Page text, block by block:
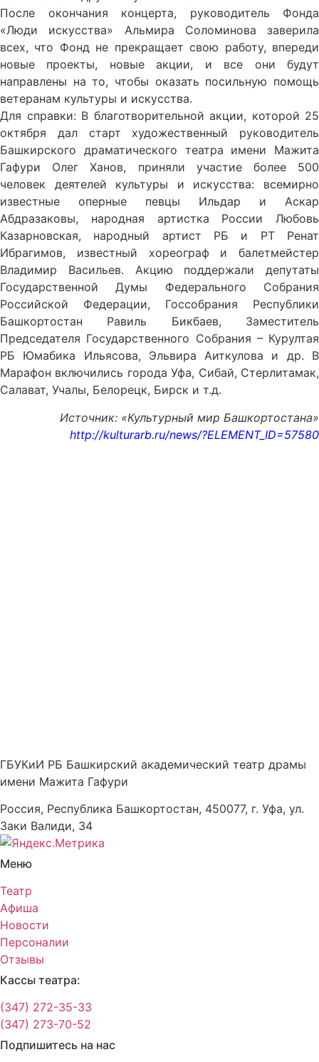
После окончания концерта, руководитель Фонда
«Люди искусства» Альмира Соломинова заверила
всех, что Фонд не прекращает свою работу, впереди
новые проекты, новые акции, и все они будут
направлены на то, чтобы оказать посильную помощь
ветеранам культуры и искусства.
Для справки: В благотворительной акции, которой 25
октября дал старт художественный руководитель
Башкирского драматического театра имени Мажита
Гафури Олег Ханов, приняли участие более 500
человек деятелей культуры и искусства: всемирно
известные оперные певцы Ильдар и Аскар
Абдразаковы, народная артистка России Любовь
Казарновская, народный артист РБ и РТ Ренат
Ибрагимов, известный хореограф и балетмейстер
Владимир Васильев. Акцию поддержали депутаты
Государственной Думы Федерального Собрания
Российской Федерации, Госсобрания Республики
Башкортостан Равиль Бикбаев, Заместитель
Председателя Государственного Собрания – Курултая
РБ Юмабика Ильясова, Эльвира Аиткулова и др. В
Марафон включились города Уфа, Сибай, Стерлитамак,
Салават, Учалы, Белорецк, Бирск и т.д.
Источник: «Культурный мир Башкортостана»
http://kulturarb.ru/news/?ELEMENT_ID=57580
ГБУКиИ РБ Башкирский академический театр драмы
имени Мажита Гафури
Россия, Республика Башкортостан, 450077, г. Уфа, ул.
Заки Валиди, 34
Меню
Театр
Афиша
Новости
Персоналии
Отзывы
Кассы театра:
(347) 272-35-33
(347) 273-70-52
Подпишитесь на нас